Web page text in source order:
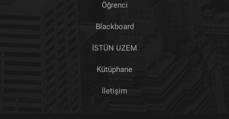
Öğrenci
Blackboard
İSTÜN UZEM
Kütüphane
İletişim